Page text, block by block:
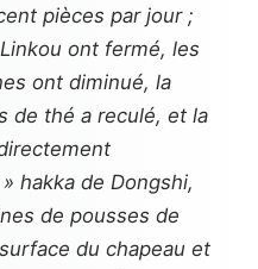
pièces par jour ;
ont fermé, les
ont diminué, la
de thé a reculé, et la
hakka de Dongshi,
de pousses de
du chapeau et